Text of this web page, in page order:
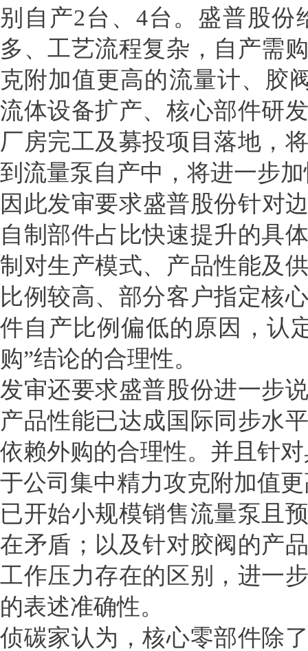
别自产2台、4台。盛普股
多、工艺流程复杂，自产需
克附加值更高的流量计、胶
流体设备扩产、核心部件研
厂房完工及募投项目落地，
到流量泵自产中，将进一步
因此发审要求盛普股份针对
自制部件占比快速提升的具
制对生产模式、产品性能及
比例较高、部分客户指定核
件自产比例偏低的原因，认
购”结论的合理性。
发审还要求盛普股份进一步
产品性能已达成国际同步水
依赖外购的合理性。并且针
于公司集中精力攻克附加值
已开始小规模销售流量泵且
在矛盾；以及针对胶阀的产
工作压力存在的区别，进一
的表述准确性。
侦碳家认为，核心零部件除